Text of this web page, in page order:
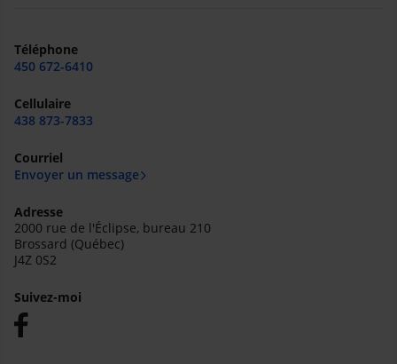
Téléphone
450 672-6410
Cellulaire
438 873-7833
Courriel
Envoyer un message
Adresse
2000 rue de l'Éclipse, bureau 210
Brossard (Québec)
J4Z 0S2
Suivez-moi